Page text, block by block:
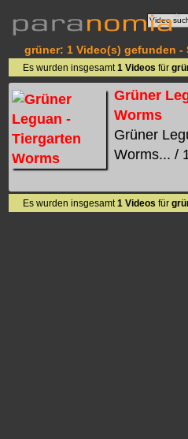
grüner: 1 Video(s) gefunden -
Es wurden insgesamt1 Videos für
Grüner
Worms
Grüner
Worms... /
Es wurden insgesamt1 Videos für